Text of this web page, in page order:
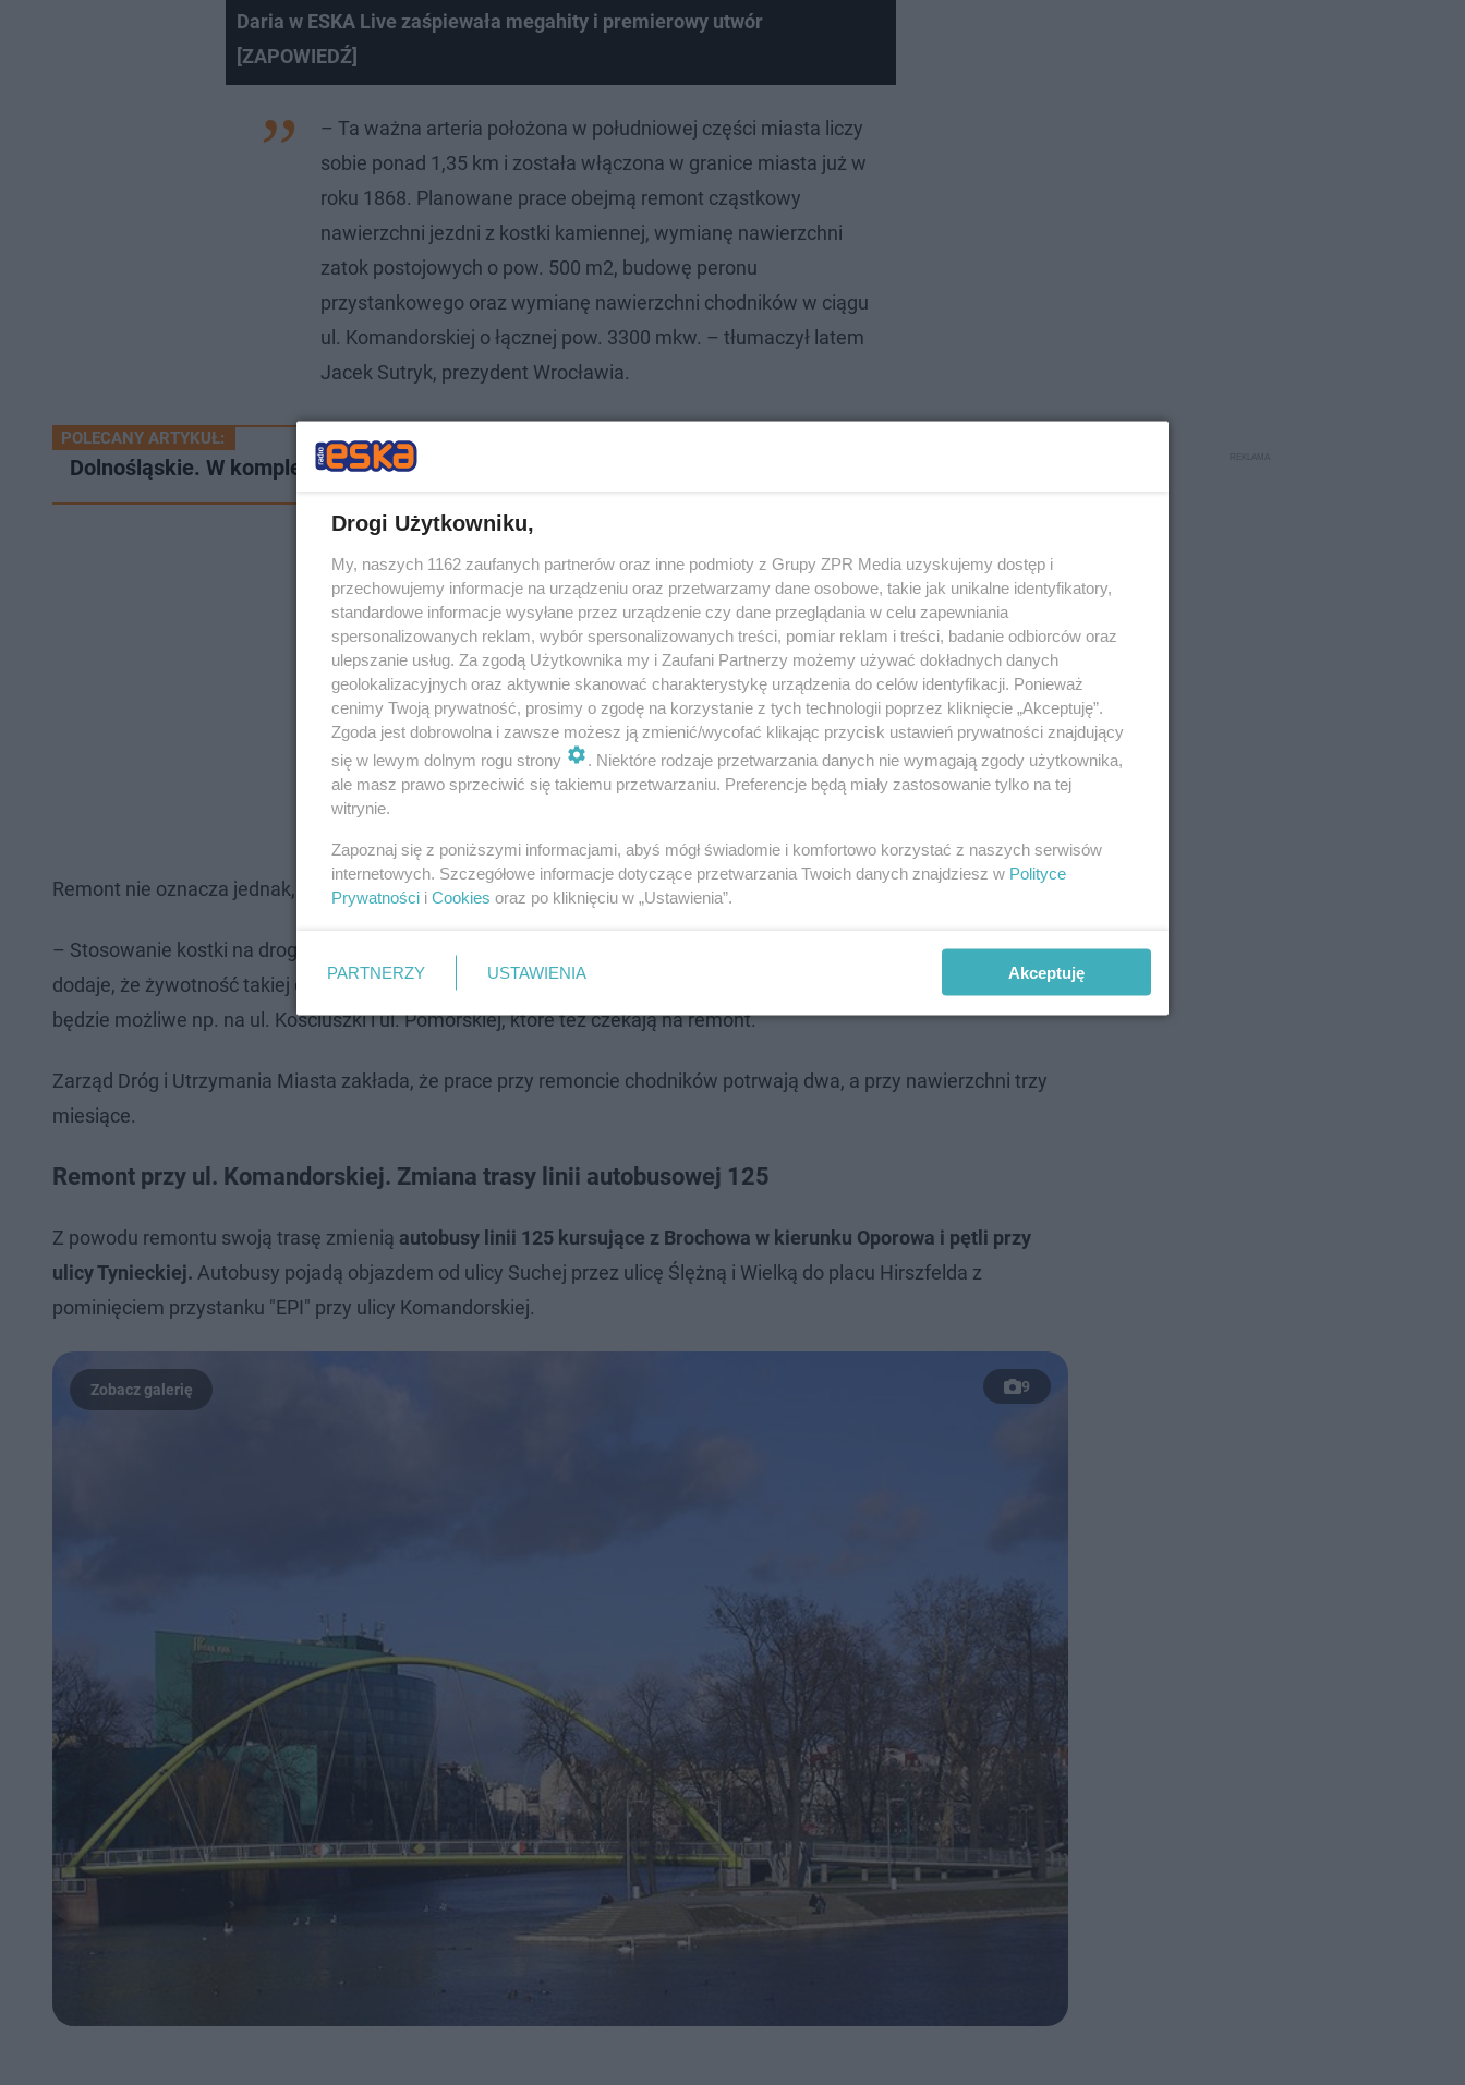
Daria w ESKA Live zaśpiewała megahity i premierowy utwór
[ZAPOWIEDŹ]
– Ta ważna arteria położona w południowej części miasta liczy
sobie ponad 1,35 km i została włączona w granice miasta już w
roku 1868. Planowane prace obejmą remont cząstkowy
nawierzchni jezdni z kostki kamiennej, wymianę nawierzchni
zatok postojowych o pow. 500 m2, budowę peronu
przystankowego oraz wymianę nawierzchni chodników w ciągu
ul. Komandorskiej o łącznej pow. 3300 mkw. – tłumaczył latem
Jacek Sutryk, prezydent Wrocławia.
POLECANY ARTYKUŁ:
Dolnośląskie. W kompleksie przykościelnym w miejscowości Pomocne znaleziono zwł…
Remont nie oznacza jednak, że kostka brukowa zostanie zlikwidowana.
– Stosowanie kostki na drogach gminnych i osiedlowych to dużo trwalsze rozwiązanie niż asfalt – wyjaśniał Sutryk. I
dodaje, że żywotność takiej drogi wynosi co najmniej trzydzieści lat. Miasto chce pozostawić kostkę, gdzie tylko to
będzie możliwe np. na ul. Kościuszki i ul. Pomorskiej, które też czekają na remont.
Zarząd Dróg i Utrzymania Miasta zakłada, że prace przy remoncie chodników potrwają dwa, a przy nawierzchni trzy
miesiące.
Remont przy ul. Komandorskiej. Zmiana trasy linii autobusowej 125
Z powodu remontu swoją trasę zmienią autobusy linii 125 kursujące z Brochowa w kierunku Oporowa i pętli przy
ulicy Tynieckiej. Autobusy pojadą objazdem od ulicy Suchej przez ulicę Ślężną i Wielką do placu Hirszfelda z
pominięciem przystanku "EPI" przy ulicy Komandorskiej.
9
Drogi Użytkowniku,
My, naszych 1162 zaufanych partnerów oraz inne podmioty z Grupy ZPR Media uzyskujemy dostęp i
przechowujemy informacje na urządzeniu oraz przetwarzamy dane osobowe, takie jak unikalne identyfikatory,
standardowe informacje wysyłane przez urządzenie czy dane przeglądania w celu zapewniania
spersonalizowanych reklam, wybór spersonalizowanych treści, pomiar reklam i treści, badanie odbiorców oraz
ulepszanie usług. Za zgodą Użytkownika my i Zaufani Partnerzy możemy używać dokładnych danych
geolokalizacyjnych oraz aktywnie skanować charakterystykę urządzenia do celów identyfikacji. Ponieważ
cenimy Twoją prywatność, prosimy o zgodę na korzystanie z tych technologii poprzez kliknięcie „Akceptuję”.
Zgoda jest dobrowolna i zawsze możesz ją zmienić/wycofać klikając przycisk ustawień prywatności znajdujący
się w lewym dolnym rogu strony
. Niektóre rodzaje przetwarzania danych nie wymagają zgody użytkownika,
ale masz prawo sprzeciwić się takiemu przetwarzaniu. Preferencje będą miały zastosowanie tylko na tej
witrynie.
Zapoznaj się z poniższymi informacjami, abyś mógł świadomie i komfortowo korzystać z naszych serwisów
internetowych. Szczegółowe informacje dotyczące przetwarzania Twoich danych znajdziesz w Polityce
Prywatności i Cookies oraz po kliknięciu w „Ustawienia”.
PARTNERZY USTAWIENIA Akceptuję